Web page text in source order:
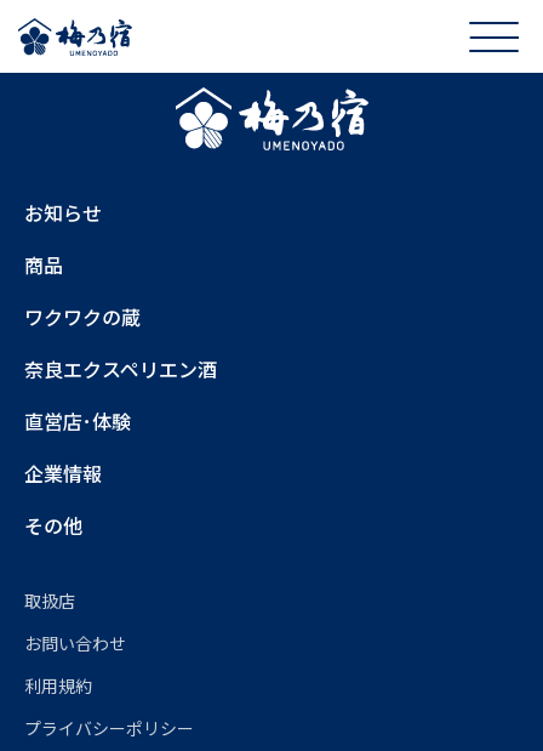
お知らせ
商品
ワクワクの蔵
奈良エクスペリエン酒
直営店･体験
企業情報
その他
取扱店
お問い合わせ
利用規約
プライバシーポリシー